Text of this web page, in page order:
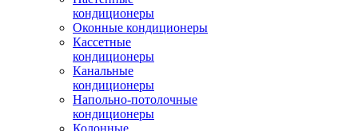
кондиционеры
Оконные кондиционеры
Кассетные
кондиционеры
Канальные
кондиционеры
Напольно-потолочные
кондиционеры
Колонные